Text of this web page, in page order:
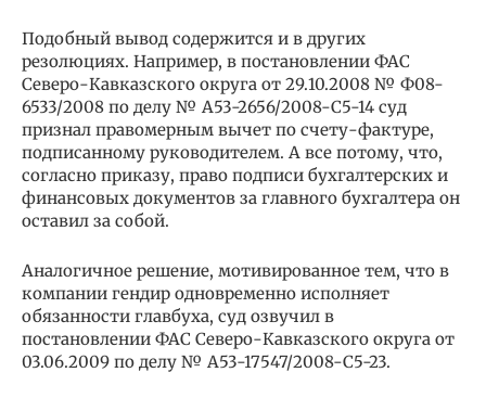
Подобный вывод содержится и в других
резолюциях. Например, в постановлении ФАС
Северо-Кавказского округа от 29.10.2008 № Ф08-
6533/2008 по делу № А53-2656/2008-С5-14 суд
признал правомерным вычет по счету-фактуре,
подписанному руководителем. А все потому, что,
согласно приказу, право подписи бухгалтерских и
финансовых документов за главного бухгалтера он
оставил за собой.
Аналогичное решение, мотивированное тем, что в
компании гендир одновременно исполняет
обязанности главбуха, суд озвучил в
постановлении ФАС Северо-Кавказского округа от
03.06.2009 по делу № А53-17547/2008-С5-23.